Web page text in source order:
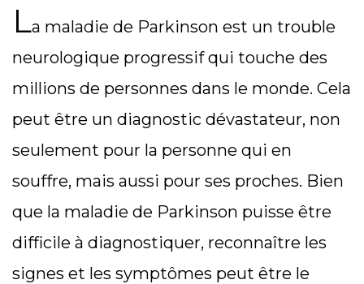
La maladie de Parkinson est un trouble
neurologique progressif qui touche des
millions de personnes dans le monde. Cela
peut être un diagnostic dévastateur, non
seulement pour la personne qui en
souffre, mais aussi pour ses proches. Bien
que la maladie de Parkinson puisse être
difficile à diagnostiquer, reconnaître les
signes et les symptômes peut être le